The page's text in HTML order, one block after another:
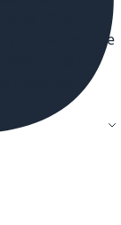
können Sie
Es ist für
geeignet.